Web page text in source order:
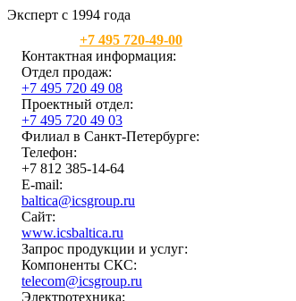
Эксперт с 1994 года
+7 495 720-49-00
Контактная информация:
Отдел продаж:
+7 495 720 49 08
Проектный отдел:
+7 495 720 49 03
Филиал в Санкт-Петербурге:
Телефон:
+7 812 385-14-64
E-mail:
baltica@icsgroup.ru
Сайт:
www.icsbaltica.ru
Запрос продукции и услуг:
Компоненты СКС:
telecom@icsgroup.ru
Электротехника: